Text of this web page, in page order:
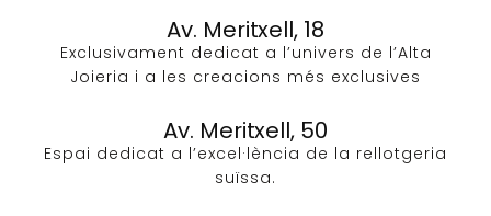
Av. Meritxell, 18
Exclusivament dedicat a l’univers de l’Alta
Joieria i a les creacions més exclusives​
Av. Meritxell, 50
Espai dedicat a l’excel·lència de la rellotgeria
suïssa.